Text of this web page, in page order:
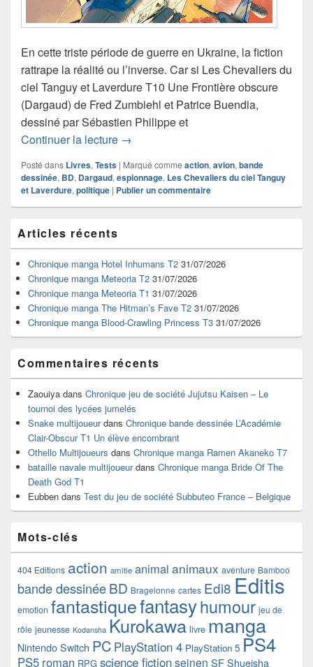
En cette triste période de guerre en Ukraine, la fiction
rattrape la réalité ou l’inverse. Car si Les Chevaliers du
ciel Tanguy et Laverdure T10 Une Frontière obscure
(Dargaud) de Fred Zumbiehl et Patrice Buendia,
dessiné par Sébastien Philippe et
Continuer la lecture Chronique bande dessinée Les
→
Posté dans Livres, Tests | Marqué comme action, avion, bande
dessinée, BD, Dargaud, espionnage, Les Chevaliers du ciel Tanguy
et Laverdure, politique | Publier un commentaire
principale
de
widget
pour
barre
latérale
Articles récents
Chronique manga Hotel Inhumans T2 31/07/2026
Chronique manga Meteoria T2 31/07/2026
Chronique manga Meteoria T1 31/07/2026
Chronique manga The Hitman’s Fave T2 31/07/2026
Chronique manga Blood-Crawling Princess T3 31/07/2026
Commentaires récents
Zaouiya dans Chronique jeu de société Jujutsu Kaisen – Le
tournoi des lycées jumelés
Snake multijoueurdans Chronique bande dessinée L’Académie
Clair-Obscur T1 Un élève encombrant
Othello Multijoueurs dans Chronique manga Ramen Akaneko T7
bataille navale multijoueurdans Chronique manga Bride Of The
Death God T1
Eubben dans Test du jeu de société Subbuteo France – Belgique
Mots-clés
404 Editions action amitie animal animaux aventure Bamboo
bande dessinéeBD Bragelonne cartes Edi8 Editis
emotion fantastiquefantasyhumour jeu de
rôle jeunesse Kodansha Kurokawa livre manga
Nintendo Switch PC PlayStation 4 PlayStation 5 PS4
PS5 roman RPG science fictionseinen SF Shueisha